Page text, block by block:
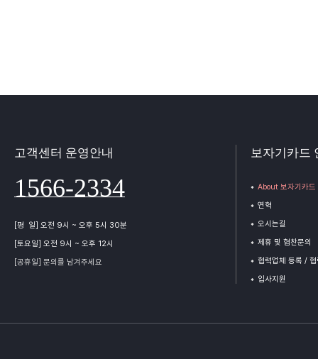
고객센터 운영안내
1566-2334
[평 일] 오전 9시 ~ 오후 5시 30분
[토요일] 오전 9시 ~ 오후 12시
[공휴일] 문의를 남겨주세요
보자기카드
About 보자기카드
연혁
오시는길
제휴 및 협찬문의
협력업체 등록 /
입사지원